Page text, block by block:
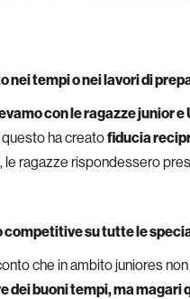
nei tempi o nei lavori di
con le ragazze junior
ha creatofiducia
le ragazze rispondessero
competitive su tutte le
che in ambito juniores
dei buoni tempi, ma